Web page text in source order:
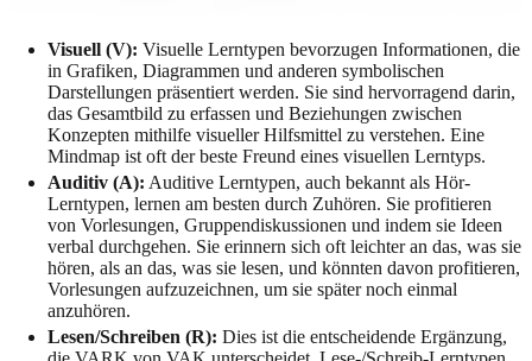
Visuell (V): Visuelle Lerntypen bevorzugen Informationen, die
in Grafiken, Diagrammen und anderen symbolischen
Darstellungen präsentiert werden. Sie sind hervorragend darin,
das Gesamtbild zu erfassen und Beziehungen zwischen
Konzepten mithilfe visueller Hilfsmittel zu verstehen. Eine
Mindmap ist oft der beste Freund eines visuellen Lerntyps.
Auditiv (A): Auditive Lerntypen, auch bekannt als Hör-
Lerntypen, lernen am besten durch Zuhören. Sie profitieren
von Vorlesungen, Gruppendiskussionen und indem sie Ideen
verbal durchgehen. Sie erinnern sich oft leichter an das, was sie
hören, als an das, was sie lesen, und könnten davon profitieren,
Vorlesungen aufzuzeichnen, um sie später noch einmal
anzuhören.
Lesen/Schreiben (R): Dies ist die entscheidende Ergänzung,